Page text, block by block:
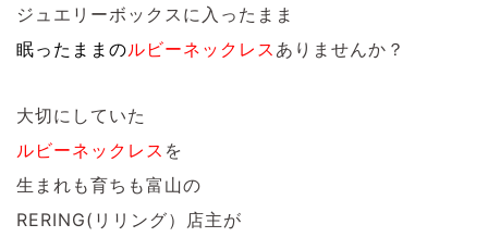
ジュエリーボックスに入ったまま
眠ったままのルビーネックレス ありませんか？
大切にしていた
ルビーネックレス を
生まれも育ちも富山の
RERING(リリング）店主が